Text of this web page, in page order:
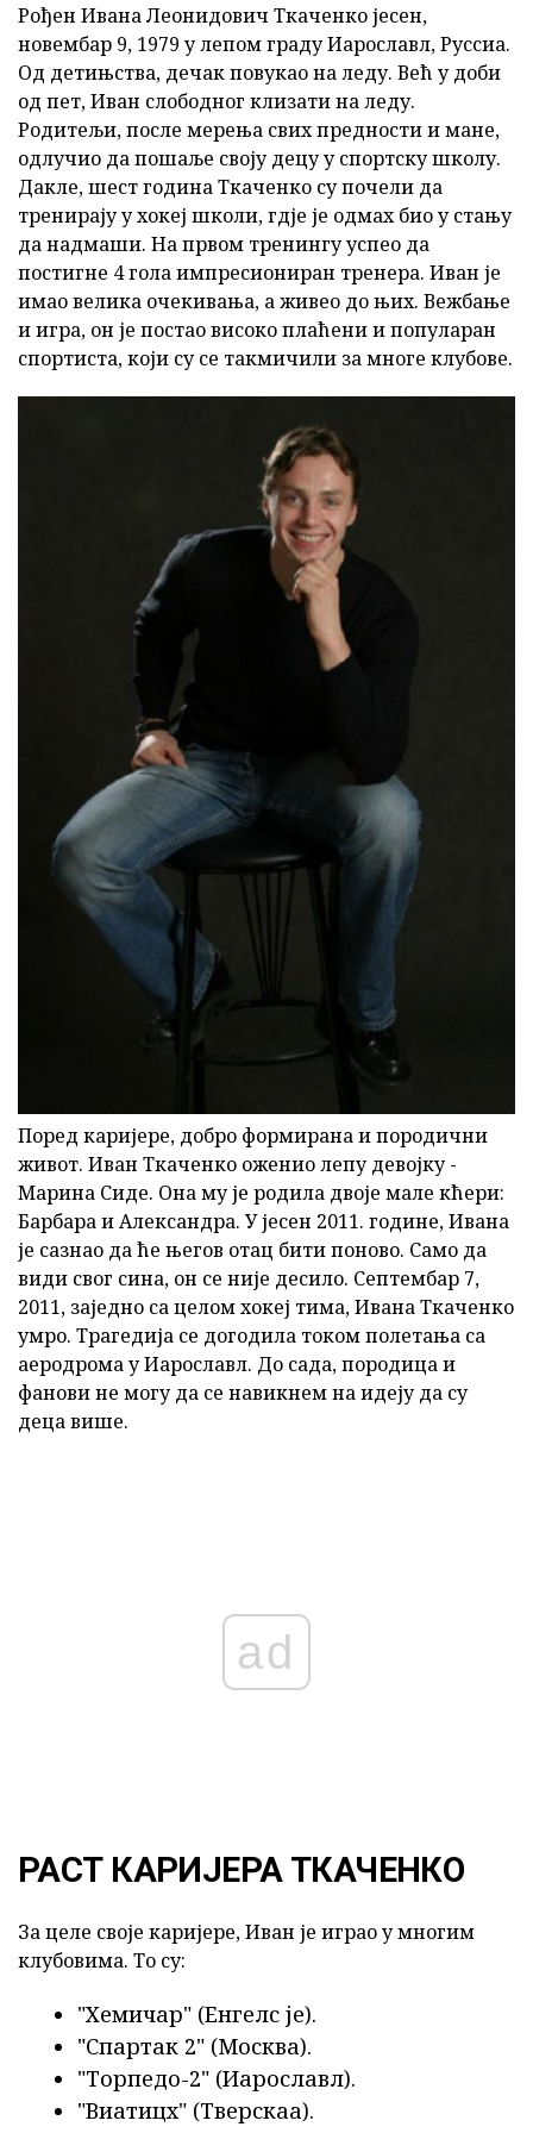
Рођен Ивана Леонидович Ткаченко јесен,
новембар 9, 1979 у лепом граду Иарославл, Руссиа.
Од детињства, дечак повукао на леду. Већ у доби
од пет, Иван слободног клизати на леду.
Родитељи, после мерења свих предности и мане,
одлучио да пошаље своју децу у спортску школу.
Дакле, шест година Ткаченко су почели да
тренирају у хокеј школи, гдје је одмах био у стању
да надмаши. На првом тренингу успео да
постигне 4 гола импресиониран тренера. Иван је
имао велика очекивања, а живео до њих. Вежбање
и игра, он је постао високо плаћени и популаран
спортиста, који су се такмичили за многе клубове.
Поред каријере, добро формирана и породични
живот. Иван Ткаченко оженио лепу девојку -
Марина Сиде. Она му је родила двоје мале кћери:
Барбара и Александра. У јесен 2011. године, Ивана
је сазнао да ће његов отац бити поново. Само да
види свог сина, он се није десило. Септембар 7,
2011, заједно са целом хокеј тима, Ивана Ткаченко
умро. Трагедија се догодила током полетања са
аеродрома у Иарославл. До сада, породица и
фанови не могу да се навикнем на идеју да су
деца више.
ad
РАСТ КАРИЈЕРА ТКАЧЕНКО
За целе своје каријере, Иван је играо у многим
клубовима. То су:
"Хемичар" (Енгелс је).
"Спартак 2" (Москва).
"Торпедо-2" (Иарославл).
"Виатицх" (Тверскаа).